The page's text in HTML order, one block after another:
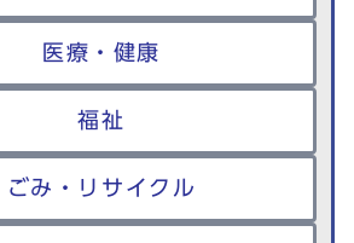
医療・健康
福祉
ごみ・リサイクル